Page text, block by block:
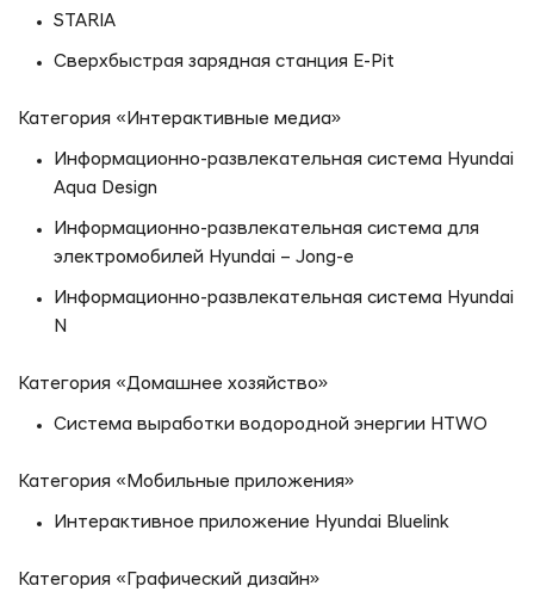
STARIA
Сверхбыстрая зарядная станция E-Pit
Категория «Интерактивные медиа»
Информационно-развлекательная система Hyundai
Aqua Design
Информационно-развлекательная система для
электромобилей Hyundai – Jong-e
Информационно-развлекательная система Hyundai
N
Категория «Домашнее хозяйство»
Система выработки водородной энергии HTWO
Категория «Мобильные приложения»
Интерактивное приложение Hyundai Bluelink
Категория «Графический дизайн»